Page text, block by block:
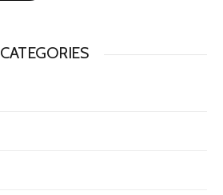
CATEGORIES